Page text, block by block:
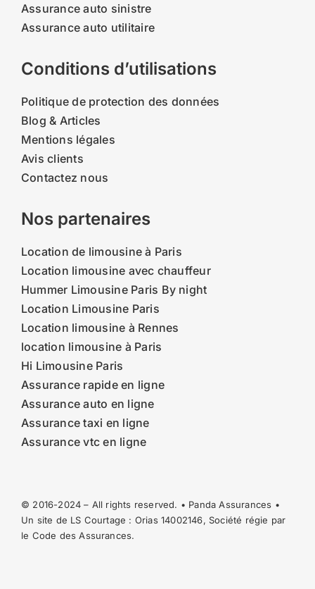
Assurance auto sinistre
Assurance auto utilitaire
Conditions d’utilisations
Politique de protection des données
Blog & Articles
Mentions légales
Avis clients
Contactez nous
Nos partenaires
Location de limousine à Paris
Location limousine avec chauffeur
Hummer Limousine Paris By night
Location Limousine Paris
Location limousine à Rennes
location limousine à Paris
Hi Limousine Paris
Assurance rapide en ligne
Assurance auto en ligne
Assurance taxi en ligne
Assurance vtc en ligne
© 2016-2024 – All rights reserved. • Panda Assurances •
Un site de LS Courtage : Orias14002146, Société régie par
le Code des Assurances.